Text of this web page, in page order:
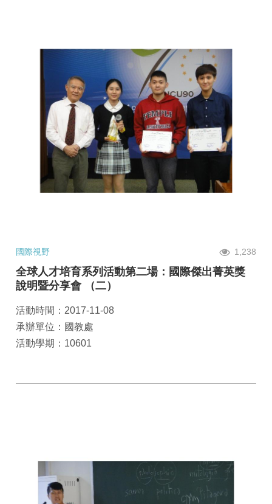
國際視野 1,238
全球人才培育系列活動第二場：國際傑出菁英獎
說明暨分享會 （二）
活動時間：2017-11-08
承辦單位：國教處
活動學期：10601